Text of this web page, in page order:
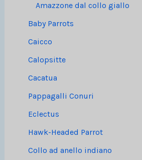
Amazzone dal collo giallo
Baby Parrots
Caicco
Calopsitte
Cacatua
Pappagalli Conuri
Eclectus
Hawk-Headed Parrot
Collo ad anello indiano